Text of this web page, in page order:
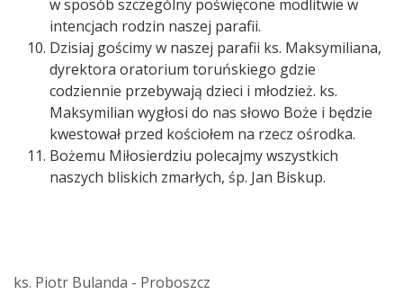
w sposób szczególny poświęcone modlitwie w
intencjach rodzin naszej parafii.
Dzisiaj gościmy w naszej parafii ks. Maksymiliana,
dyrektora oratorium toruńskiego gdzie
codziennie przebywają dzieci i młodzież. ks.
Maksymilian wygłosi do nas słowo Boże i będzie
kwestował przed kościołem na rzecz ośrodka.
Bożemu Miłosierdziu polecajmy wszystkich
naszych bliskich zmarłych, śp. Jan Biskup.
ks. Piotr Bulanda - Proboszcz